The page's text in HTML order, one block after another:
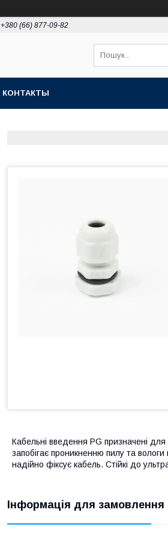
+380 (66) 877-09-82
КОНТАКТЫ
Кабельні введення PG призначені
запобігає проникненню пилу та
надійно фіксує кабель. Стійкі до
Інформація для замовлення